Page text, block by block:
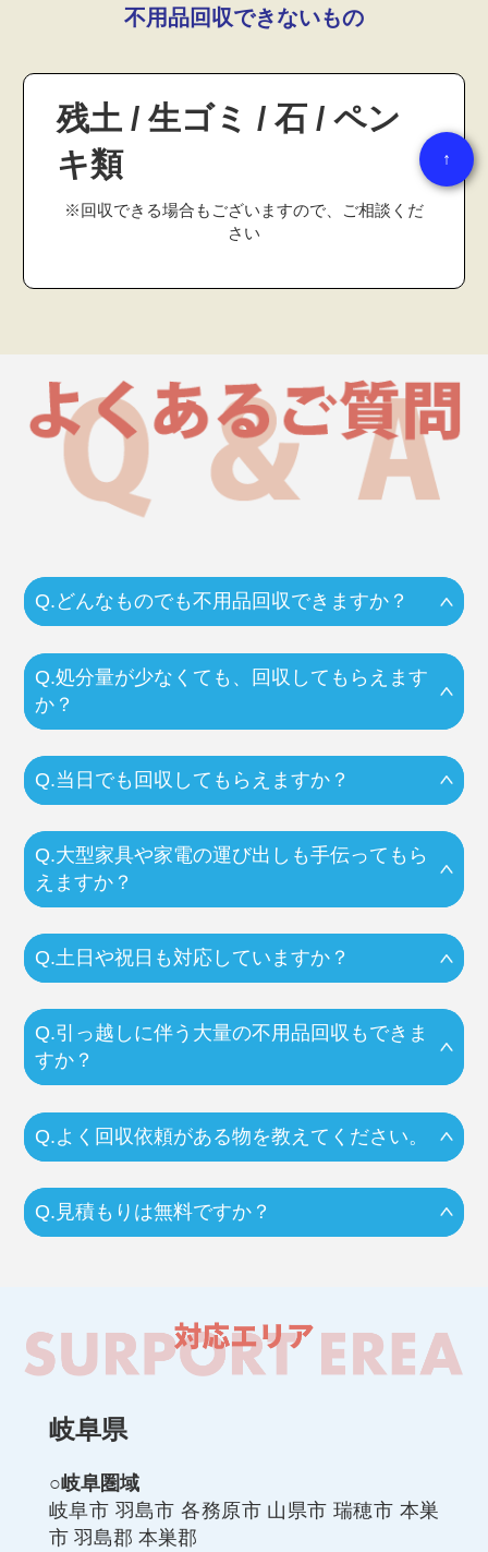
↑
不用品回収できないもの
残土 / 生ゴミ / 石 / ペン
キ類
※回収できる場合もございますので、ご相談くだ
さい
Q.どんなものでも不用品回収できますか？
Q.処分量が少なくても、回収してもらえます
か？
Q.当日でも回収してもらえますか？
Q.大型家具や家電の運び出しも手伝ってもら
えますか？
Q.土日や祝日も対応していますか？
Q.引っ越しに伴う大量の不用品回収もできま
すか？
Q.よく回収依頼がある物を教えてください。
Q.見積もりは無料ですか？
岐阜県
○岐阜圏域
岐阜市 羽島市 各務原市 山県市 瑞穂市 本巣
市 羽島郡 本巣郡